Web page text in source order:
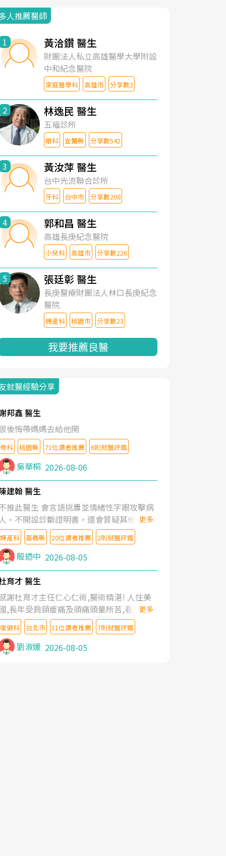
人推薦醫師
1 黃洽鑽 醫生
財團法人私立高雄醫學大學附設
中和紀念醫院
家庭醫學科 高雄市 分享數2
2 林逸民 醫生
五福診所
眼科 宜蘭縣 分享數542
3 黃汝萍 醫生
台中光流聯合診所
牙科 台中市 分享數208
4 郭和昌 醫生
高雄長庚紀念醫院
小兒科 高雄市 分享數226
5 張廷彰 醫生
長庚醫療財團法人林口長庚紀念
醫院
婦產科 桃園市 分享數23
我要推薦良醫
就醫經驗分享
邦鑫 醫生
後悔帶媽媽去給他開
骨科 桃園縣 71位讀者推薦 6則就醫評鑑
吳華桐 2026-08-06
建翰 醫生
推此醫生 會言語挑釁並情緒性字眼攻擊病
，不開設診斷證明書，還會質疑其他醫生
判斷！
更多
婦產科 嘉義縣 20位讀者推薦 2則就醫評鑑
殷迺中 2026-08-05
育才 醫生
謝杜育才主任仁心仁術,醫術精湛! 人住美
,長年受肩頸痠痛及頭痛頭暈所苦,看遍名醫
授,做了各種檢查,也嘗試過西醫打針,中醫
灸及物理徒手治療都沒有用,後來連吃到嗎
類止痛藥都效果有限,只是壓症狀,沒多久就
起來,多年失眠嚴重影響生活品質. 台灣親
更多
復健科 台北市 11位讀者推薦 7則就醫評鑑
劉淑媛 2026-08-05